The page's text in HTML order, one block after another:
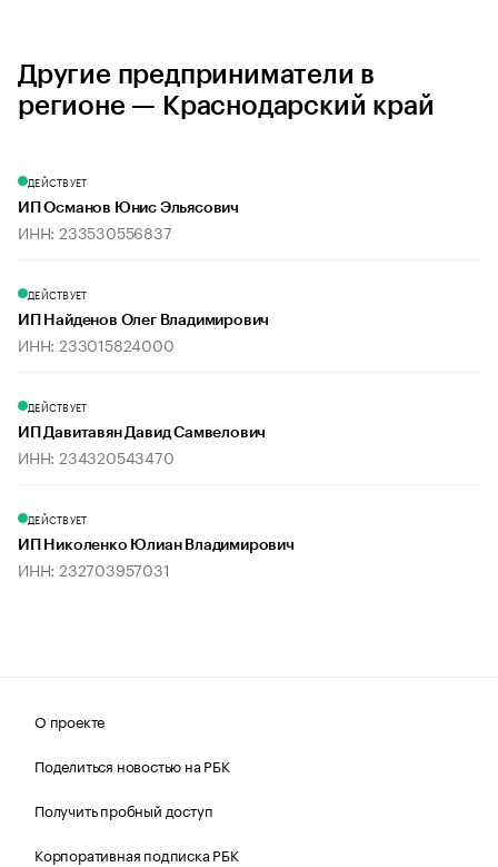
Другие предприниматели в
регионе — Краснодарский край
ДЕЙСТВУЕТ
ИП Османов Юнис Эльясович
ИНН: 233530556837
ДЕЙСТВУЕТ
ИП Найденов Олег Владимирович
ИНН: 233015824000
ДЕЙСТВУЕТ
ИП Давитавян Давид Самвелович
ИНН: 234320543470
ДЕЙСТВУЕТ
ИП Николенко Юлиан Владимирович
ИНН: 232703957031
О проекте
Поделиться новостью на РБК
Получить пробный доступ
Корпоративная подписка РБК